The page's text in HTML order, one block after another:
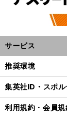
サービス
推奨環境
集英社ID・スポ
利用規約・会員規